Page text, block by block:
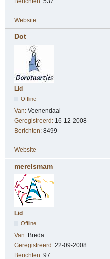
Berichten: 537
Website
Dot
Lid
Offline
Van: Veenendaal
Geregistreerd: 16-12-2008
Berichten: 8499
Website
merelsmam
Lid
Offline
Van: Breda
Geregistreerd: 22-09-2008
Berichten: 97